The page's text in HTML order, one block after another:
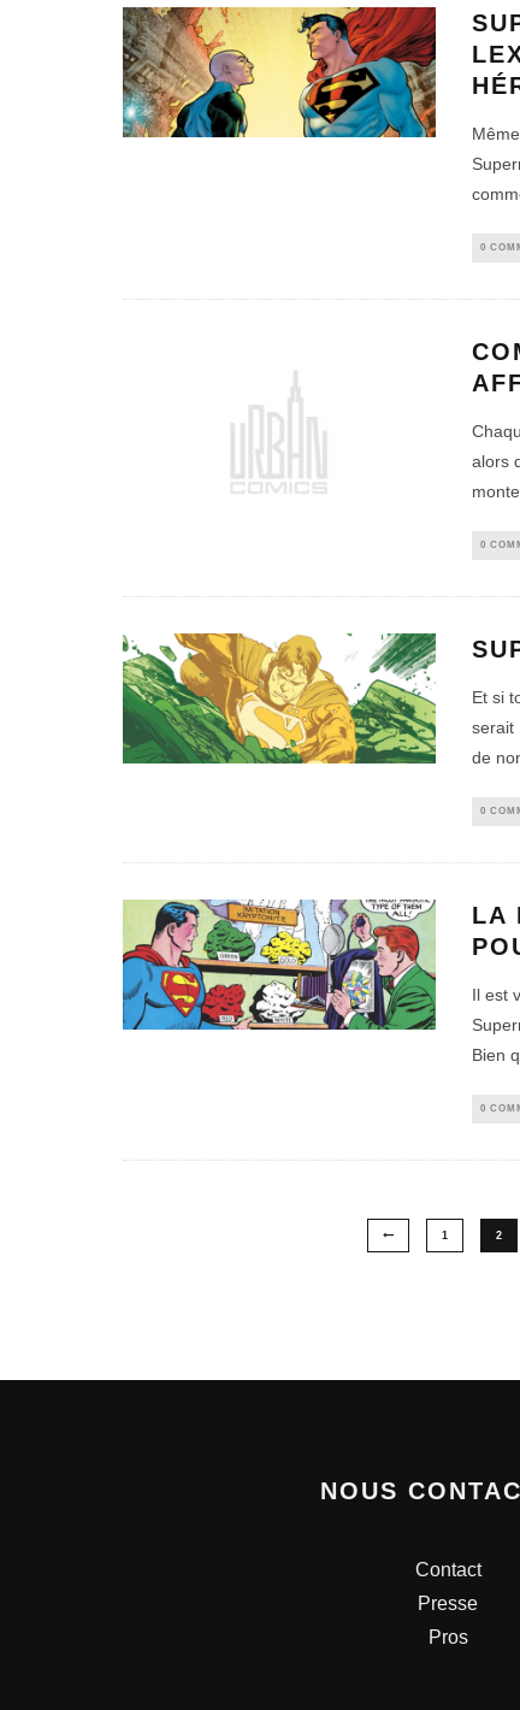
0
alors
0
Et si
serait
de
0
LA
Il est
Bien
0
1 2
NOUS
Contact
Presse
Pros